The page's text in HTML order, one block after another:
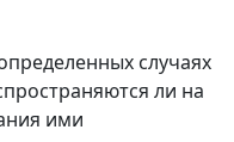
случаях
ли на
ими